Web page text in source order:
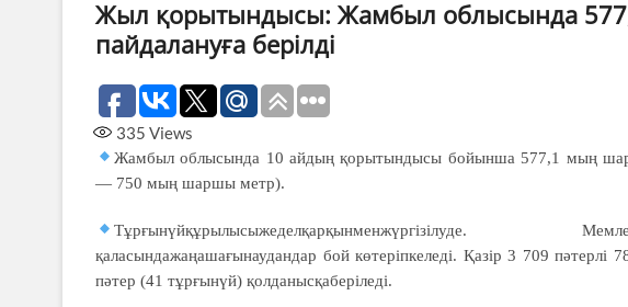
Жыл қорытындысы: Жамбыл облысында
пайдалануға берілді
335 Views
Жамбыл облысында 10 айдың қорытындысы бойынша 577,1 мың
— 750 мың шаршы метр).
Тұрғынүйқұрылысыжеделқарқынменжүргізілуде.
қаласындажаңашағынаудандар бой көтеріпкеледі. Қазір 3 709
пәтер (41 тұрғынүй) қолданысқаберіледі.